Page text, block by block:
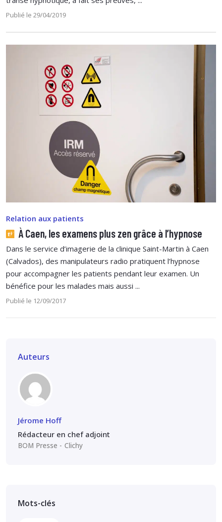
Publié le 29/04/2019
Relation aux patients
À Caen, les examens plus zen grâce à l’hypnose
Dans le service d’imagerie de la clinique Saint-Martin à Caen
(Calvados), des manipulateurs radio pratiquent l’hypnose
pour accompagner les patients pendant leur examen. Un
bénéfice pour les malades mais aussi ...
Publié le 12/09/2017
Auteurs
Jérome Hoff
Rédacteur en chef adjoint
BOM Presse Clichy
Mots-clés